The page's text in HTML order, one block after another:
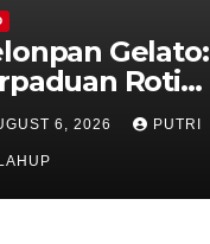
Gelato:
Roti
dan Es
Lembut yang
6, 2026 PUTRI